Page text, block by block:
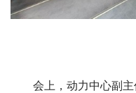
会上，动力中心副